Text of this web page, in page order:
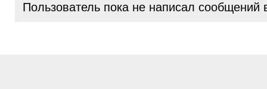
Пользователь пока не написал сообщений